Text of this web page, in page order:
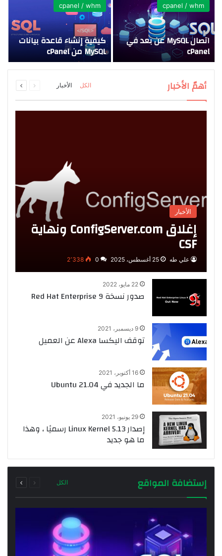
cpanel / whm
اتصال MySQL عن بعد في
cPanel
cpanel / whm
كيفية إنشاء قاعدة بيانات
MySQL من cPanel
أهمّ الأخبار الكل الأخبار
الصفحة
الأخبار
إغلاق ConfigServer.com ونهاية
CSF
علي طه 25 أغسطس، 2025 0 2٬338
22 مايو، 2022
صدور نسخة Red Hat Enterprise 9
9 ديسمبر، 2021
توقف اليكسا Alexa عن العميل
16 أكتوبر، 2021
ما الجديد في Ubuntu 21.04
29 يونيو، 2021
إصدار Linux Kernel 5.13 رسميًا ، وهذا
ما هو جديد
إستضافة المواقع الكل
الصفحة